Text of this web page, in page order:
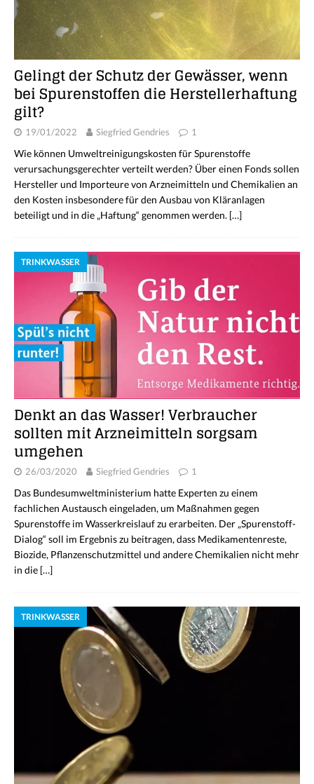
Gelingt der Schutz der Gewässer, wenn
bei Spurenstoffen die Herstellerhaftung
gilt?
19/01/2022 Siegfried Gendries 1
Wie können Umweltreinigungskosten für Spurenstoffe
verursachungsgerechter verteilt werden? Über einen Fonds sollen
Hersteller und Importeure von Arzneimitteln und Chemikalien an
den Kosten insbesondere für den Ausbau von Kläranlagen
beteiligt und in die „Haftung“ genommen werden. […]
TRINKWASSER
Denkt an das Wasser! Verbraucher
sollten mit Arzneimitteln sorgsam
umgehen
26/03/2020 Siegfried Gendries 1
Das Bundesumweltministerium hatte Experten zu einem
fachlichen Austausch eingeladen, um Maßnahmen gegen
Spurenstoffe im Wasserkreislauf zu erarbeiten. Der „Spurenstoff-
Dialog“ soll im Ergebnis zu beitragen, dass Medikamentenreste,
Biozide, Pflanzenschutzmittel und andere Chemikalien nicht mehr
in die […]
TRINKWASSER